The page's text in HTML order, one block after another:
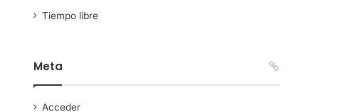
Tiempo libre
Meta
Acceder